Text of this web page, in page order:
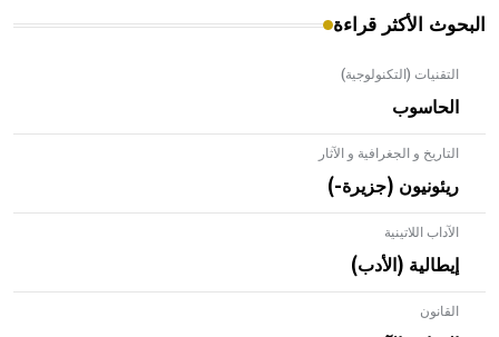
البحوث الأكثر قراءة
التقنيات (التكنولوجية)
الحاسوب
التاريخ و الجغرافية و الآثار
ريئونيون (جزيرة-)
الآداب اللاتينية
إيطالية (الأدب)
القانون- هل تعلم أن الأبلق نوع من الفنون الهندسية التي ارتبطت